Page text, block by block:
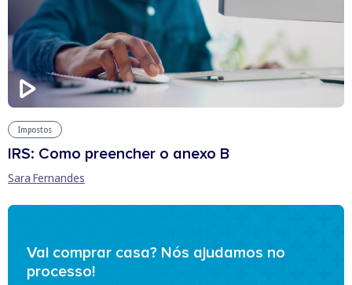
Impostos
IRS: Como preencher o anexo B
Sara Fernandes
Vai comprar casa? Nós ajudamos no
processo!